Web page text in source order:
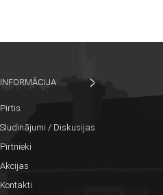
INFORMĀCIJA
Pirtis
Sludinājumi / Diskusijas
Pirtnieki
Akcijas
Kontakti